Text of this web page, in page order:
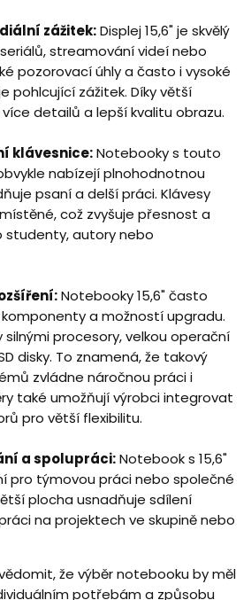
zážitek:Displej 15,6" je skvělý
streamování videí nebo
pozorovací úhly a často i vysoké
pohlcující zážitek. Díky větší
detailů a lepší kvalitu obrazu.
klávesnice:Notebooky s touto
nabízejí plnohodnotnou
psaní a delší práci. Klávesy
což zvyšuje přesnost a
studenty, autory nebo
Notebooky 15,6" často
a možností upgradu.
procesory, velkou operační
disky. To znamená, že takový
zvládne náročnou práci i
také umožňují výrobci integrovat
pro větší flexibilitu.
a spolupráci:Notebook s 15,6"
pro týmovou práci nebo společné
plocha usnadňuje sdílení
na projektech ve skupině nebo
že výběr notebooku by měl
potřebám a způsobu